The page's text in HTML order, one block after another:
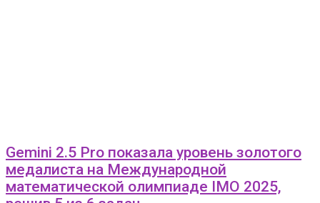
Gemini 2.5 Pro показала уровень золотого
медалиста на Международной
математической олимпиаде IMO 2025,